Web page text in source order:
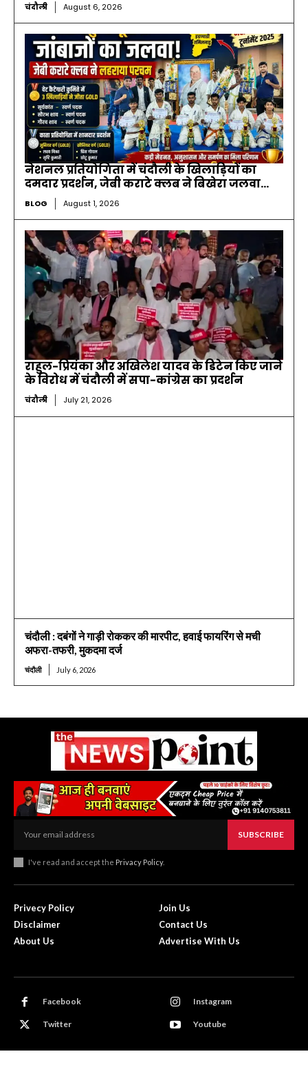
चंदौली August 6, 2026
नेशनल प्रतियोगिता में चंदौली के खिलाड़ियों का
दमदार प्रदर्शन, जेबी कराटे क्लब ने बिखेरा जलवा…
BLOG August 1, 2026
राहुल-प्रियंका और अखिलेश यादव के डिटेन किए जाने
के विरोध में चंदौली में सपा-कांग्रेस का प्रदर्शन
चंदौली July 21, 2026
चंदौली : दबंगों ने गाड़ी रोककर की मारपीट, हवाई फायरिंग से मची
अफरा-तफरी, मुकदमा दर्ज
चंदौली July 6, 2026
SUBSCRIBE
I've read and accept the Privacy Policy.
Privecy Policy
Disclaimer
About Us
Join Us
Contact Us
Advertise With Us
Facebook Instagram
Twitter Youtube